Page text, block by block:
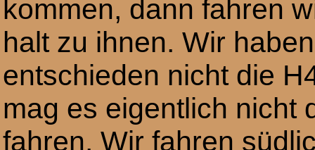
kommen, dann fahren
halt zu ihnen. Wir
entschieden nicht die
mag es eigentlich nicht
fahren. Wir fahren